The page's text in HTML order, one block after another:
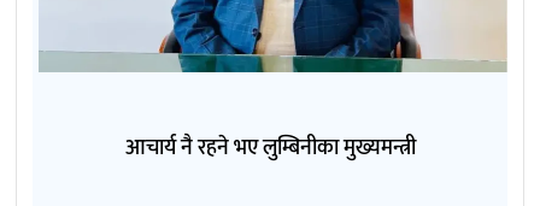
आचार्य नै रहने भए लुम्बिनीका मुख्यमन्त्री